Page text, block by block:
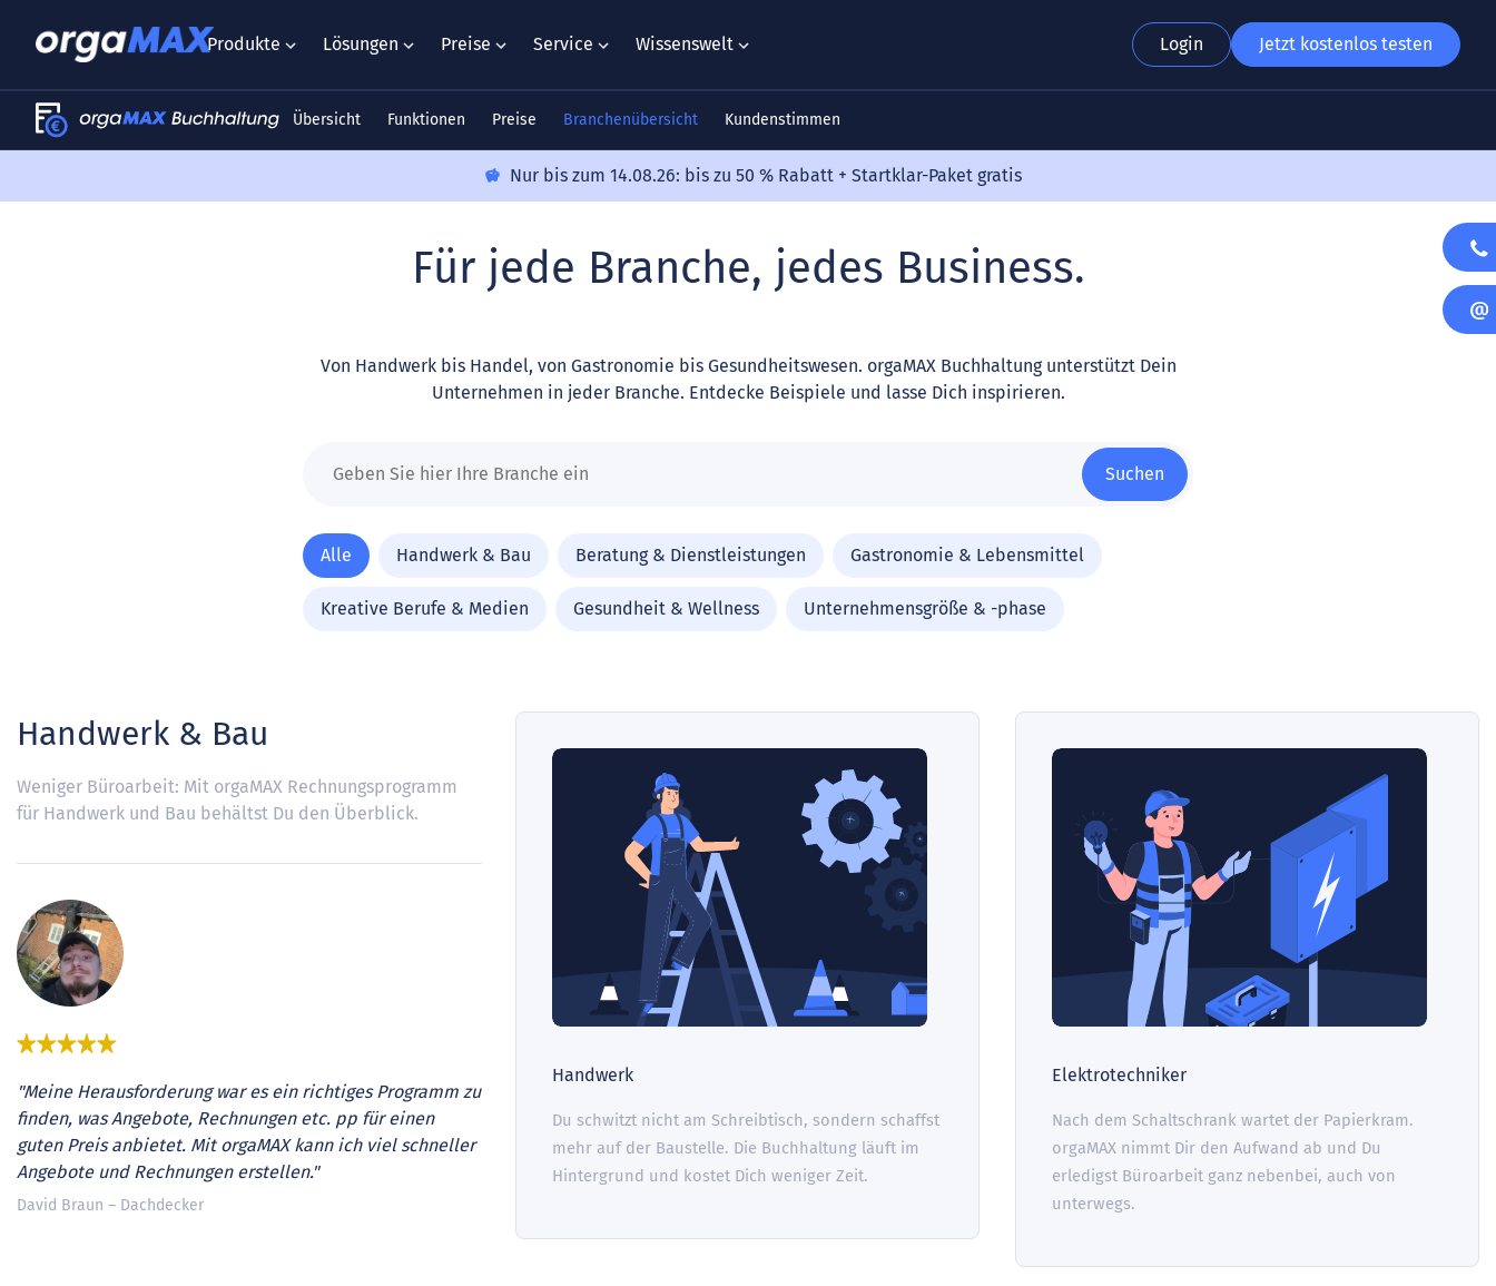
Produkte Lösungen Preise Service Wissenswelt Jetzt kostenlos testen
Login
Übersicht Funktionen Preise Branchenübersicht Kundenstimmen
Nur bis zum 14.08.26: bis zu 50 % Rabatt + Startklar-Paket gratis
Für jede Branche, jedes Business.
Von Handwerk bis Handel, von Gastronomie bis Gesundheitswesen. orgaMAX Buchhaltung unterstützt Dein
Unternehmen in jeder Branche. Entdecke Beispiele und lasse Dich inspirieren.
Suchen
Alle Handwerk & Bau Beratung & Dienstleistungen Gastronomie & Lebensmittel
Kreative Berufe & Medien Gesundheit & Wellness Unternehmensgröße & -phase
Handwerk & Bau
Weniger Büroarbeit: Mit orgaMAX Rechnungsprogramm
für Handwerk und Bau behältst Du den Überblick.
"Meine Herausforderung war es ein richtiges Programm zu
finden, was Angebote, Rechnungen etc. pp für einen
guten Preis anbietet. Mit orgaMAX kann ich viel schneller
Angebote und Rechnungen erstellen."
David Braun – Dachdecker
Handwerk
Du schwitzt nicht am Schreibtisch, sondern schaffst
mehr auf der Baustelle. Die Buchhaltung läuft im
Hintergrund und kostet Dich weniger Zeit.
Elektrotechniker
Nach dem Schaltschrank wartet der Papierkram.
orgaMAX nimmt Dir den Aufwand ab und Du
erledigst Büroarbeit ganz nebenbei, auch von
unterwegs.